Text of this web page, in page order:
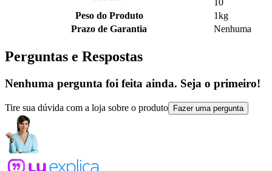
10
Peso do Produto
1kg
Prazo de Garantia
Nenhuma
Perguntas e Respostas
Nenhuma pergunta foi feita ainda. Seja o primeiro!
Tire sua dúvida com a loja sobre o produto Fazer uma pergunta